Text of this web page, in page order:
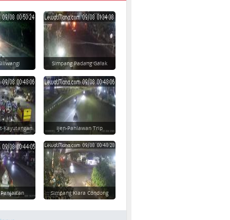
Simpang Padang Galak
Kayutangan Ijen-Pahlawan Trip
Simpang Kiara Condong